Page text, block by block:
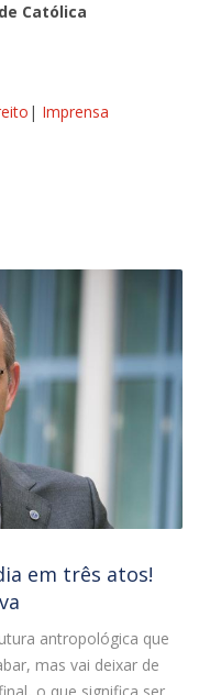
Católica
Imprensa
em três atos!
antropológica que
mas vai deixar de